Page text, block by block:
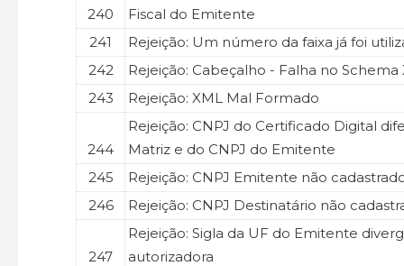
240
Fiscal do Emitente
241
Rejeição: Um número da faixa já foi
242
Rejeição: Cabeçalho - Falha no Schema
243
Rejeição: XML Mal Formado
244
Rejeição: CNPJ do Certificado Digital
Matriz e do CNPJ do Emitente
245
Rejeição: CNPJ Emitente não
246
Rejeição: CNPJ Destinatário não
247
Rejeição: Sigla da UF do Emitente
autorizadora